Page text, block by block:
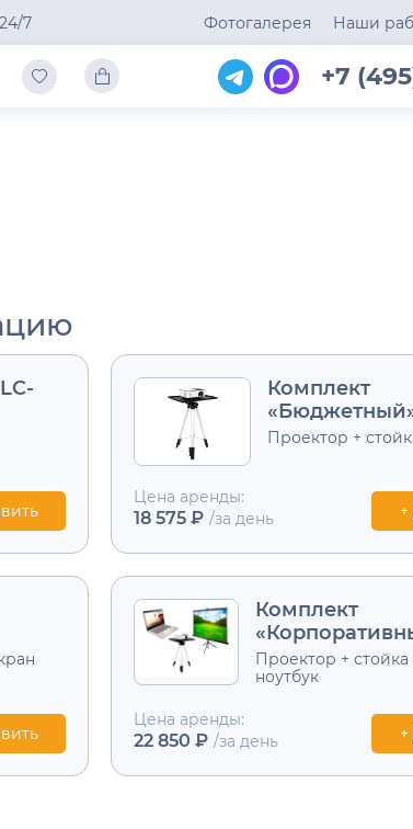
7 Фотогалерея Наши
+7
Комплект
Проектор +
Цена аренды:
18 575 ₽ /за день
Комплект
Проектор + стойка
ноутбук
Цена аренды:
22 850 ₽ /за день